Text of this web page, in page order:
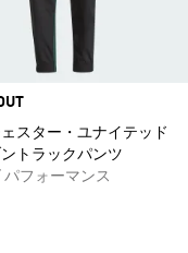
スター・ユナイテッド
トラックパンツ
パフォーマンス